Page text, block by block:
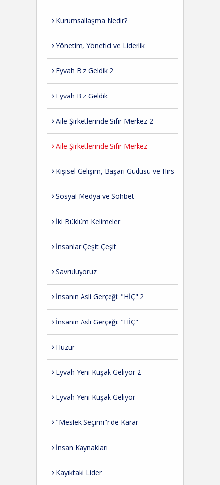
Kurumsallaşma Nedir?
Yönetim, Yönetici ve Liderlik
Eyvah Biz Geldik 2
Eyvah Biz Geldik
Aile Şirketlerinde Sıfır Merkez 2
Aile Şirketlerinde Sıfır Merkez
Kişisel Gelişim, Başarı Güdüsü ve Hırs
Sosyal Medya ve Sohbet
İki Büklüm Kelimeler
İnsanlar Çeşit Çeşit
Savruluyoruz
İnsanın Asli Gerçeği: "HİÇ" 2
İnsanın Asli Gerçeği: "HİÇ"
Huzur
Eyvah Yeni Kuşak Geliyor 2
Eyvah Yeni Kuşak Geliyor
"Meslek Seçimi"nde Karar
İnsan Kaynakları
Kayıktaki Lider